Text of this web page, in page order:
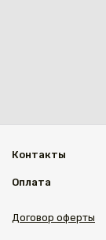
Контакты
Оплата
Договор оферты